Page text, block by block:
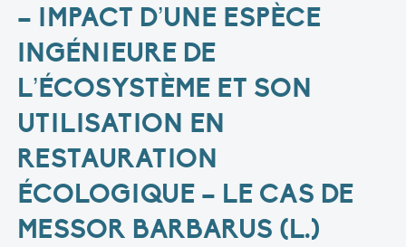
– IMPACT D’UNE ESPÈCE
INGÉNIEURE DE
L’ÉCOSYSTÈME ET SON
UTILISATION EN
RESTAURATION
ÉCOLOGIQUE – LE CAS DE
MESSOR BARBARUS (L.)